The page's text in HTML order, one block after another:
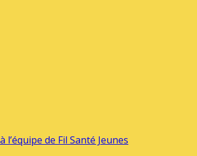
de Fil Santé Jeunes